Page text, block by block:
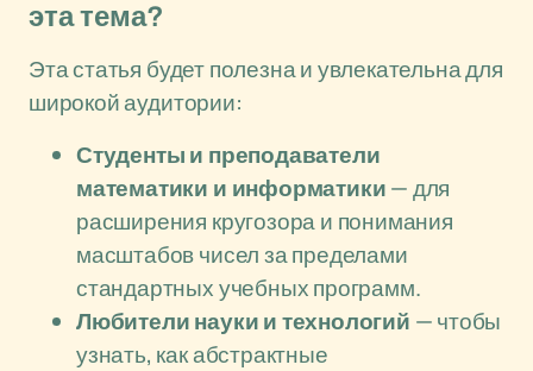
эта тема?
Эта статья будет полезна и увлекательна для
широкой аудитории:
Студенты и преподаватели
математики и информатики— для
расширения кругозора и понимания
масштабов чисел за пределами
стандартных учебных программ.
Любители науки и технологий — чтобы
узнать, как абстрактные